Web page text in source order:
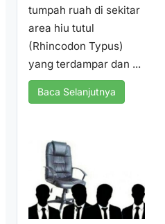
tumpah ruah di sekitar
area hiu tutul
(Rhincodon Typus)
yang terdampar dan ...
Baca Selanjutnya